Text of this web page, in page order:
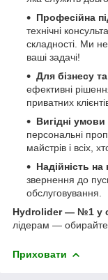
Професійна
технічні
складності. Ми
ваші задачі!
Для бізнесу
ефективні
приватних
Вигідні умови
персональні
майстрів і всіх,
Надійність на
звернення до
обслуговування.
Hydrolider — №1 у
лідерам —
Приховати